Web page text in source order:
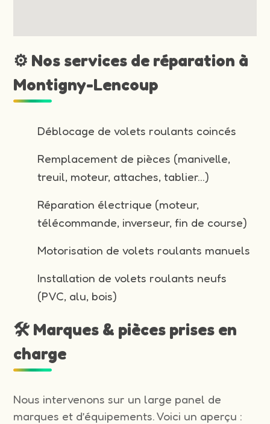
⚙️ Nos services de réparation à
Montigny-Lencoup
Déblocage de volets roulants coincés
Remplacement de pièces (manivelle,
treuil, moteur, attaches, tablier…)
Réparation électrique (moteur,
télécommande, inverseur, fin de course)
Motorisation de volets roulants manuels
Installation de volets roulants neufs
(PVC, alu, bois)
🛠️ Marques & pièces prises en
charge
Nous intervenons sur un large panel de
marques et d’équipements. Voici un aperçu :